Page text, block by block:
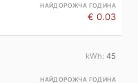
€ 0.03
45